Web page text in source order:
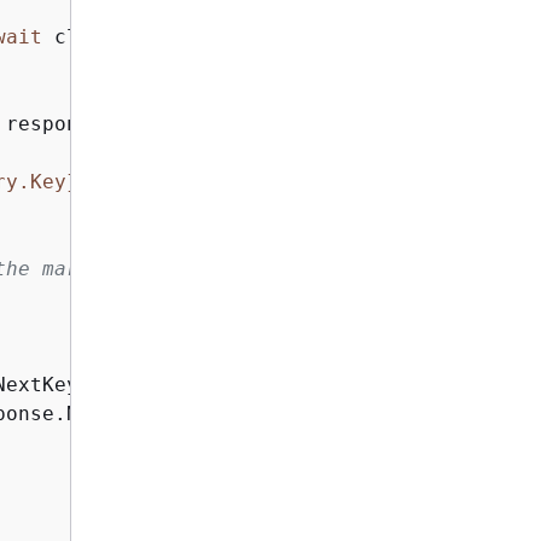
client.ListVersionsAsync(request);
response.Versions)
marker to get the next